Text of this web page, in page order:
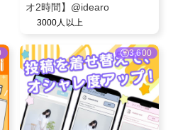
オ2時間】@idearo
3000人以上
3,600